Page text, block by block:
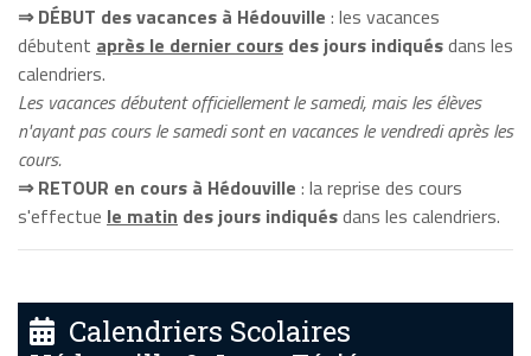
⇒ DÉBUT des vacances à Hédouville : les vacances
débutent après le dernier cours des jours indiquésdans les
calendriers.
Les vacances débutent officiellement le samedi, mais les élèves
n'ayant pas cours le samedi sont en vacances le vendredi après les
cours.
⇒ RETOUR en cours à Hédouville : la reprise des cours
s'effectue le matin des jours indiquésdans les calendriers.
Calendriers Scolaires